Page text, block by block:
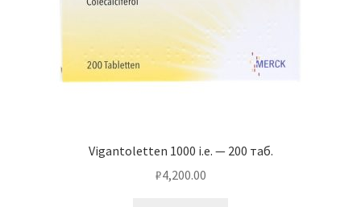
Vigantoletten 1000 i.e. — 200 таб.
₽4,200.00